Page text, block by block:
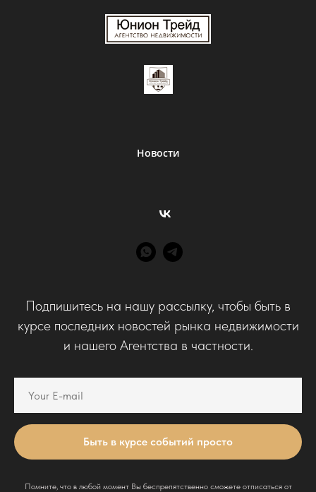
Новости
Подпишитесь на нашу рассылку, чтобы быть в
курсе последних новостей рынка недвижимости
и нашего Агентства в частности.
Быть в курсе событий просто
Помните, что в любой момент Вы беспрепятственно сможете отписаться от